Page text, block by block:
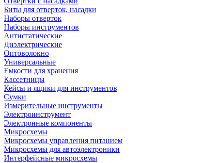
Биты для отверток, насадки
Наборы отверток
Наборы инструментов
Антистатические
Диэлектрические
Оптоволокно
Универсальные
Емкости для хранения
Кассетницы
Кейсы и ящики для инструментов
Сумки
Измерительные инструменты
Электроинструмент
Электронные компоненты
Микросхемы
Микросхемы управления питанием
Микросхемы для автоэлектроники
Интерфейсные микросхемы